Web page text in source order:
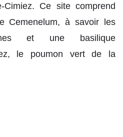
Cimiez. Ce site comprend
Cemenelum, à savoir les
et une basilique
le poumon vert de la